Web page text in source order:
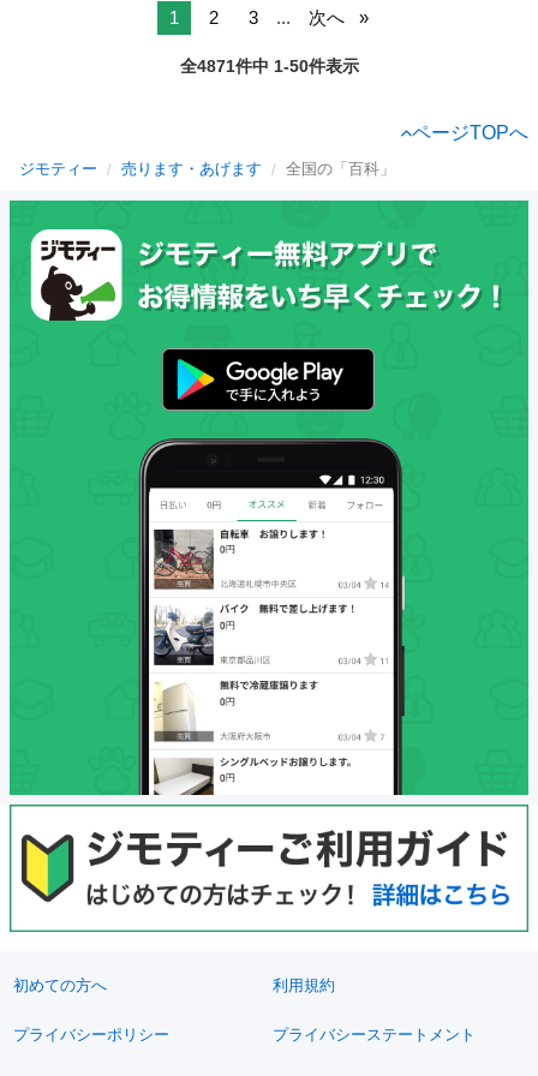
1 2 3 ... 次へ
全4871件中 1-50件表示
ページTOPへ
ジモティー 売ります・あげます 全国の「百科」
初めての方へ 利用規約
プライバシーポリシー プライバシーステートメント